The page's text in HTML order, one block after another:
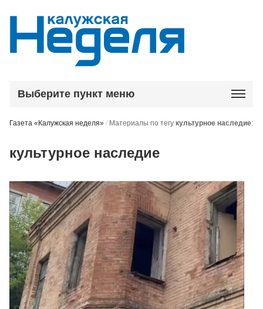
Выберите пункт меню
Газета «Калужская неделя» / Материалы по тегукультурное наследие:
культурное наследие